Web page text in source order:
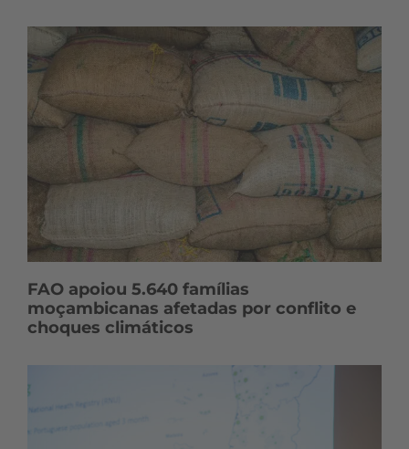
FAO apoiou 5.640 famílias
moçambicanas afetadas por conflito e
choques climáticos